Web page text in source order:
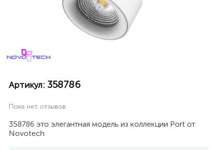
Артикул: 358786
Пока нет отзывов
358786 это элегантная модель из коллекции Port от
Novotech